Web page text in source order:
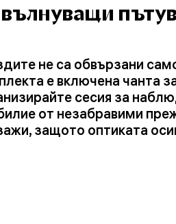
не са обвързани
е включена чанта
сесия за
от незабравими
защото оптиката